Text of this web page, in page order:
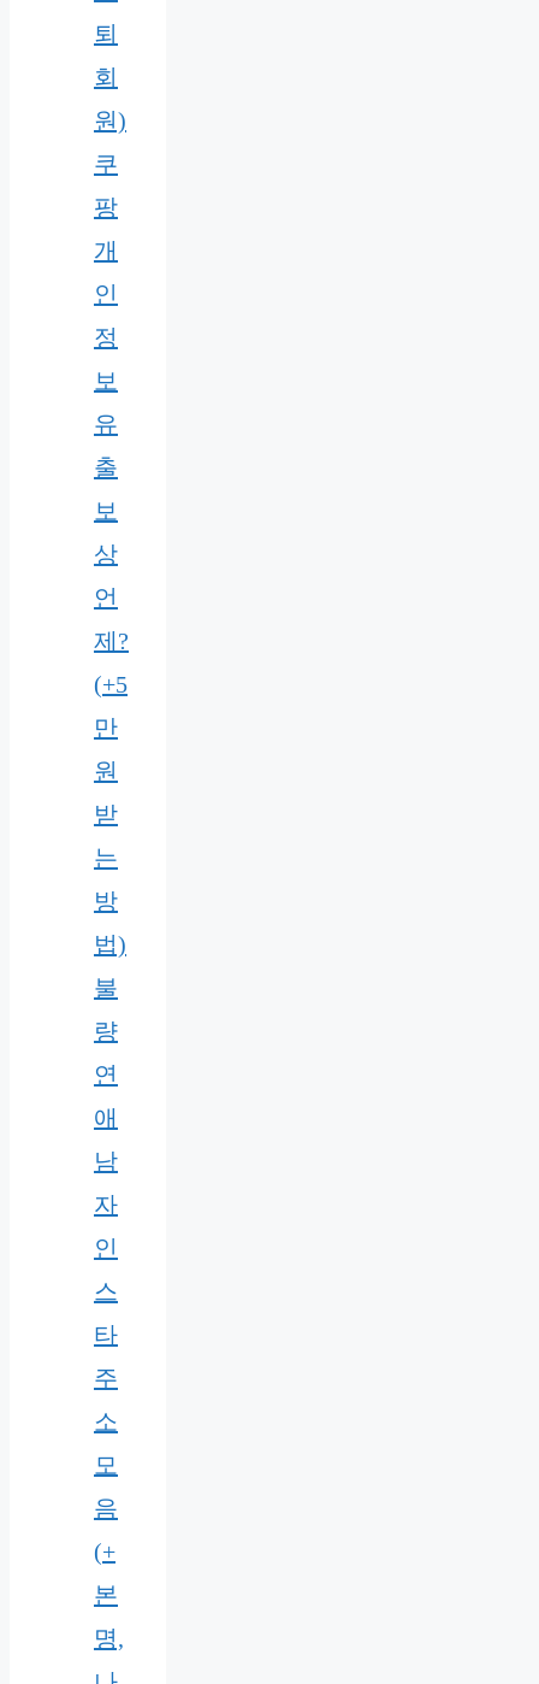
퇴
회
원)
쿠
팡
개
인
정
보
유
출
보
상
언
제?
(+5
만
원
받
는
방
법)
불
량
연
애
남
자
인
스
타
주
소
모
음
(+
본
명,